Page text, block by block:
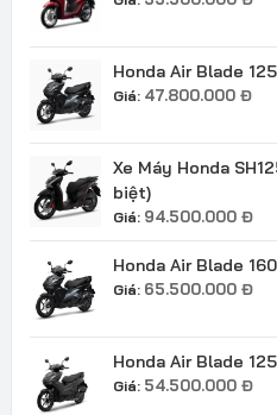
Honda Air Blade
Giá: 47.800.000 Đ
Xe Máy Honda
biệt)
Giá: 94.500.000 Đ
Honda Air Blade
Giá: 65.500.000 Đ
Honda Air Blade
Giá: 54.500.000 Đ